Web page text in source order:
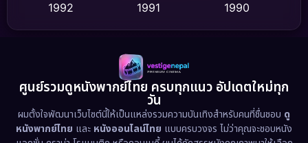
Detective สืบสวน (59)
Disaster (13)
Disney+ (5)
1992
1991
1990
1989
1988
1986
1983
1978
1974
1962
ศูนย์รวมดูหนังพากย์ไทย ครบทุกแนว อัปเดตใหม่ทุก
วัน
ผมตั้งใจพัฒนาเว็บไซต์นี้ให้เป็นแหล่งรวมความบันเทิงสำหรับคนที่ชื่นชอบ ดู
หนังพากย์ไทย และ หนังออนไลน์ไทย แบบครบวงจร ไม่ว่าคุณจะชอบหนัง